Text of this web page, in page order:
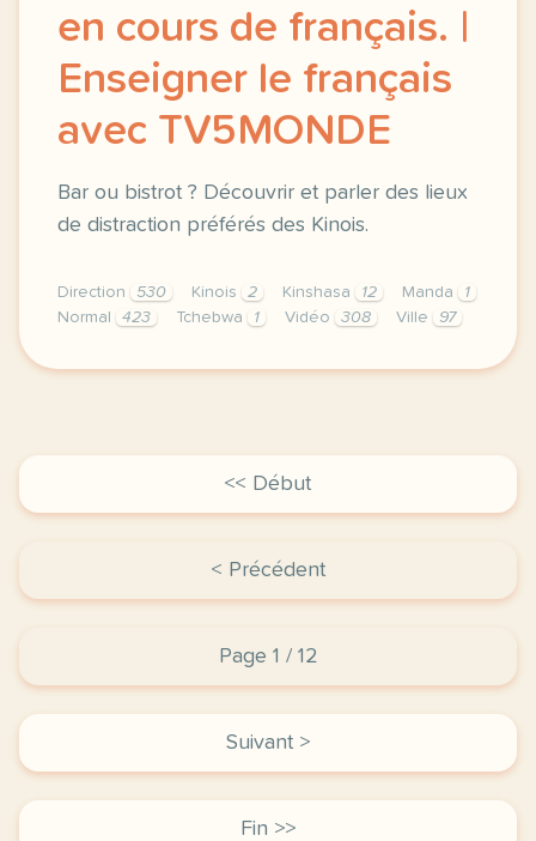
en cours de français. |
Enseigner le français
avec TV5MONDE
Bar ou bistrot ? Découvrir et parler des lieux
de distraction préférés des Kinois.
Direction 530 Kinois 2 Kinshasa 12 Manda
1
Normal
423 Tchebwa 1 Vidéo 308 Ville 97
didomi host didomi components button cursor
<< Début
< Précédent
Page 1 / 12
Suivant >
Fin >>